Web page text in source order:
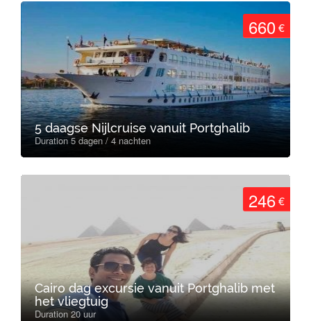
660€
5 daagse Nijlcruise vanuit Portghalib
Duration 5 dagen / 4 nachten
246€
Cairo dag excursie vanuit Portghalib met
het vliegtuig
Duration 20 uur